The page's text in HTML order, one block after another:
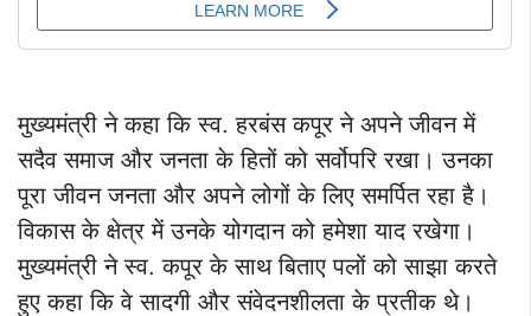
मुख्यमंत्री ने कहा कि स्व. हरबंस कपूर ने अपने जीवन में
सदैव समाज और जनता के हितों को सर्वोपरि रखा। उनका
पूरा जीवन जनता और अपने लोगों के लिए समर्पित रहा है।
विकास के क्षेत्र में उनके योगदान को हमेशा याद रखेगा।
मुख्यमंत्री ने स्व. कपूर के साथ बिताए पलों को साझा करते
हुए कहा कि वे सादगी और संवेदनशीलता के प्रतीक थे।